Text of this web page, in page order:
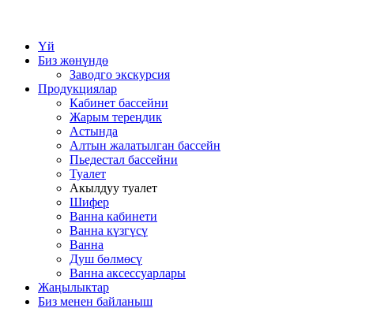
Үй
Биз жөнүндө
Заводго экскурсия
Продукциялар
Кабинет бассейни
Жарым тереңдик
Астында
Алтын жалатылган бассейн
Пьедестал бассейни
Туалет
Акылдуу туалет
Шифер
Ванна кабинети
Ванна күзгүсү
Ванна
Душ бөлмөсү
Ванна аксессуарлары
Жаңылыктар
Биз менен байланыш